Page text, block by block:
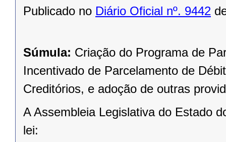
Publicado no Diário Oficial nº. 9442
Súmula: Criação do Programa de
Incentivado de Parcelamento de
Creditórios, e adoção de outras
A Assembleia Legislativa do Estado
lei: